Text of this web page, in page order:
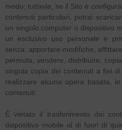
modo; tuttavia, se il Sito è
contenuti particolari, potrai
un singolo computer o dispositivo
un esclusivo uso personale e
senza: apportare modifiche,
permuta, vendere, distribuire,
singola copia dei contenuti a fini
realizzare alcuna opera basata,
contenuti.
È vietato il trasferimento dei
dispositivo mobile al di fuori di